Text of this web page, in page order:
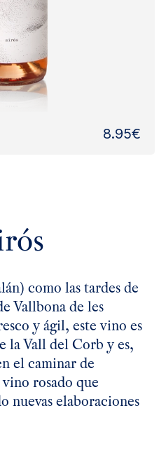
8.95€
como las tardes de
Vallbona de les
y ágil, este vino es
la Vall del Corb y es,
el caminar de
rosado que
nuevas elaboraciones